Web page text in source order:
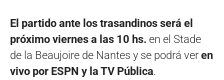
El partido ante los trasandinos será el
próximo viernes a las 10 hs. en el Stade
de la Beaujoire de Nantes y se podrá ver en
vivo por ESPN y la TV Pública.